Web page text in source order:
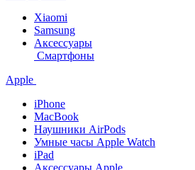
Xiaomi
Samsung
Аксессуары
Смартфоны
Apple
iPhone
MacBook
Наушники AirPods
Умные часы Apple Watch
iPad
Аксессуары Apple